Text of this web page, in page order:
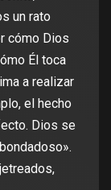
un rato
cómo Dios
Él toca
a realizar
el hecho
Dios se